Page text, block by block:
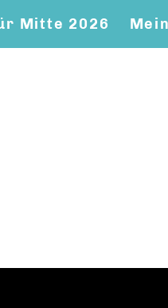
Mitte 2026